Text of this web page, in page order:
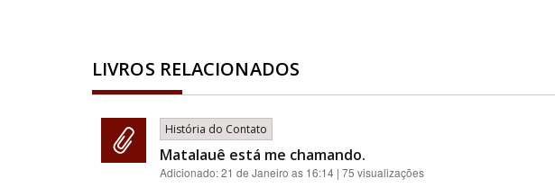
LIVROS RELACIONADOS
História do Contato
Matalauê está me chamando.
Adicionado:21 de Janeiro as 16:14 | 75 visualizações